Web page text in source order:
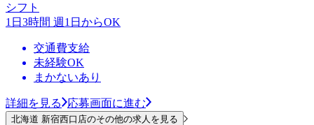
シフト
1日3時間 週1日からOK
交通費支給
未経験OK
まかないあり
詳細を見る 応募画面に進む
北海道 新宿西口店のその他の求人を見る